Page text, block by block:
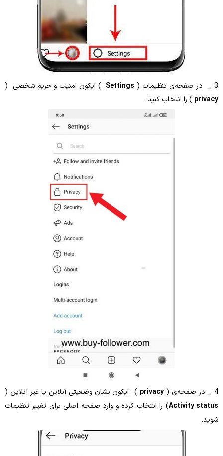
Settings ) آیکون امنیت و حریم شخصی (
انتخاب کنید .
privacy) آیکون نشان وضعیتی آنلاین یا غیر آنلاین (
) را انتخاب کرده و وارد صفحه اصلی برای تغییر تنظیمات